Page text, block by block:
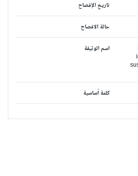
تاريخ الإفصاح
حالة الافصاح
اسم الوثيقة
كلمة أساسية